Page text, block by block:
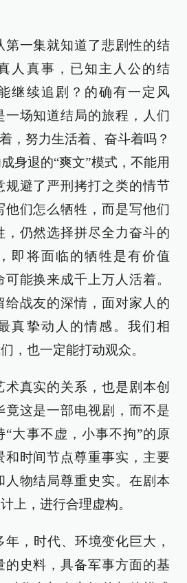
第一集就知道了悲剧性的结
人真事，已知主人公的结
继续追剧？的确有一定风
一场知道结局的旅程，人们
，努力生活着、奋斗着吗？
身退的“爽文”模式，不能用
规避了严刑拷打之类的情节
他们怎么牺牲，而是写他们
，仍然选择拼尽全力奋斗的
即将面临的牺牲是有价值
能换来成千上万人活着。
给战友的深情，面对家人的
真挚动人的情感。我们相
，也一定能打动观众。
真实的关系，也是剧本创
竟这是一部电视剧，而不是
“大事不虚，小事不拘”的原
和时间节点尊重事实，主要
人物结局尊重史实。在剧本
上，进行合理虚构。
，时代、环境变化巨大，
的史料，具备军事方面的基